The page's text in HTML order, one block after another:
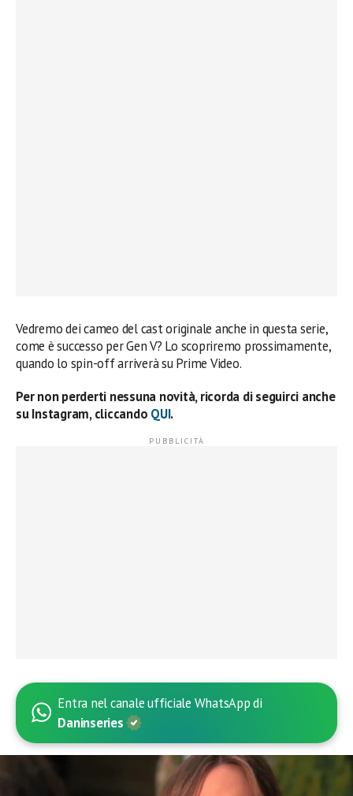
Vedremo dei cameo del cast originale anche in questa serie,
come è successo per Gen V? Lo scopriremo prossimamente,
quando lo spin-off arriverà su Prime Video.
Per non perderti nessuna novità, ricorda di seguirci anche
su Instagram, cliccando QUI.
Entra nel canale ufficiale WhatsApp di
Daninseries